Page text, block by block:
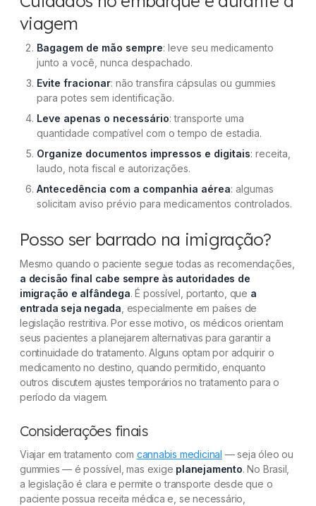
viagem
Bagagem de mão sempre: leve seu medicamento
junto a você, nunca despachado.
Evite fracionar: não transfira cápsulas ou gummies
para potes sem identificação.
Leve apenas o necessário: transporte uma
quantidade compatível com o tempo de estadia.
Organize documentos impressos e digitais: receita,
laudo, nota fiscal e autorizações.
Antecedência com a companhia aérea: algumas
solicitam aviso prévio para medicamentos controlados.
Posso ser barrado na imigração?
Mesmo quando o paciente segue todas as recomendações,
a decisão final cabe sempre às autoridades de
imigração e alfândega. É possível, portanto, que a
entrada seja negada , especialmente em países de
legislação restritiva. Por esse motivo, os médicos orientam
seus pacientes a planejarem alternativas para garantir a
continuidade do tratamento. Alguns optam por adquirir o
medicamento no destino, quando permitido, enquanto
outros discutem ajustes temporários no tratamento para o
período da viagem.
Considerações finais
Viajar em tratamento com cannabis medicinal — seja óleo ou
gummies — é possível, mas exige planejamento. No Brasil,
a legislação é clara e permite o transporte desde que o
paciente possua receita médica e, se necessário,